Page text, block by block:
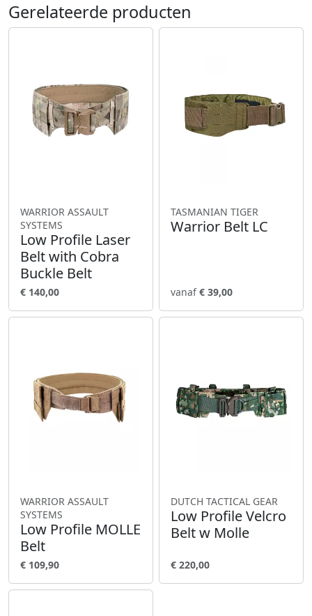
Gerelateerde producten
WARRIOR ASSAULT
SYSTEMS
Low Profile Laser
Belt with Cobra
Buckle Belt
€ 140,00
TASMANIAN TIGER
Warrior Belt LC
vanaf€ 39,00
WARRIOR ASSAULT
SYSTEMS
Low Profile MOLLE
Belt
€ 109,90
DUTCH TACTICAL GEAR
Low Profile Velcro
Belt w Molle
€ 220,00